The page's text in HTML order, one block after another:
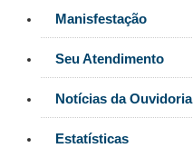
Manisfestação
Seu Atendimento
Notícias da Ouvidoria
Estatísticas